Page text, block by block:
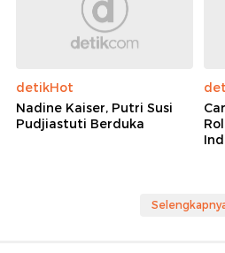
detikHot
Nadine Kaiser, Putri Susi
Pudjiastuti Berduka